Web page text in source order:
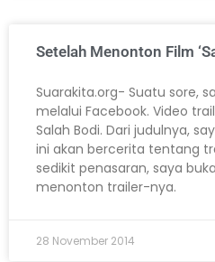
Setelah Menonton Film
Suarakita.org- Suatu sore,
melalui Facebook. Video
Salah Bodi. Dari judulnya,
ini akan bercerita tentang
sedikit penasaran, saya
menonton trailer-nya.
28 November 2014